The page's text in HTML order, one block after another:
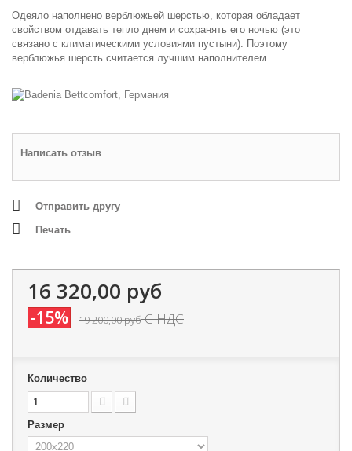
Одеяло наполнено верблюжьей шерстью, которая обладает
свойством отдавать тепло днем и сохранять его ночью (это
связано с климатическими условиями пустыни). Поэтому
верблюжья шерсть считается лучшим наполнителем.
Написать отзыв
Отправить другу
Печать
16 320,00 руб
-15% 19 200,00 рубС НДС
Количество
Размер